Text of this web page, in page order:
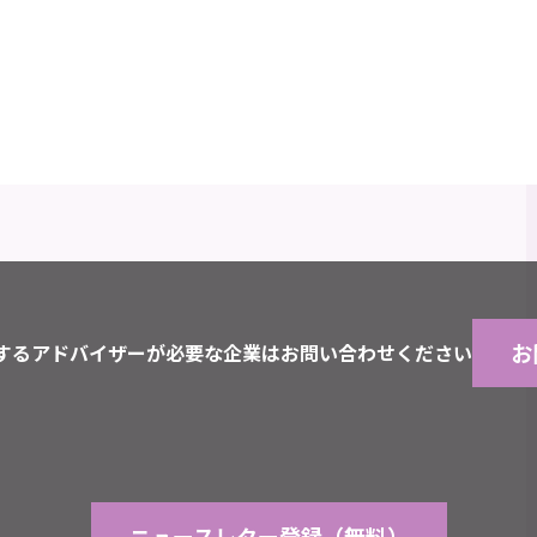
るアドバイザーが必要な企業はお問い合わせください